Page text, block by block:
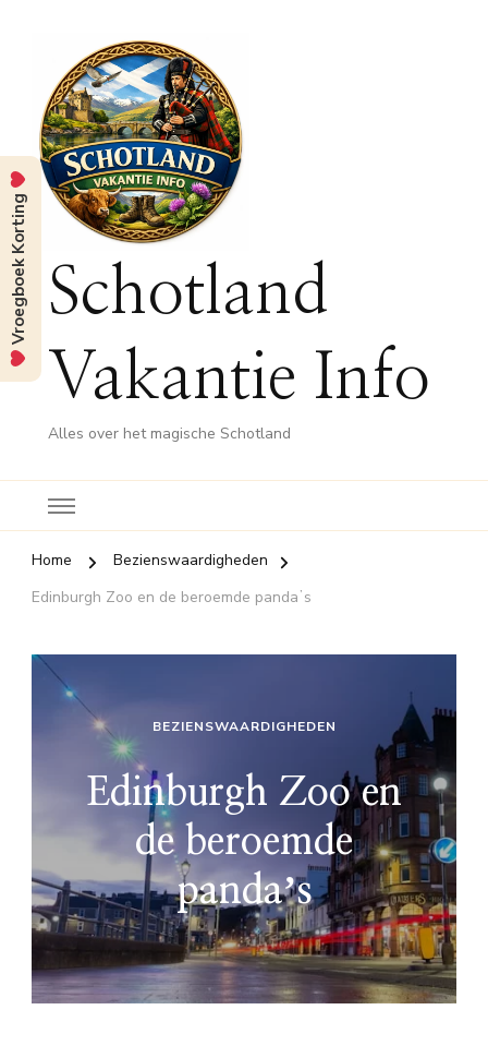
Schotland
Vakantie Info
Alles over het magische Schotland
Home
Bezienswaardigheden
Edinburgh Zoo en de beroemde pandaʼs
BEZIENSWAARDIGHEDEN
Edinburgh Zoo en
de beroemde
pandaʼs
Vroegboek Korting